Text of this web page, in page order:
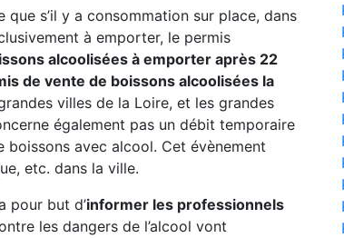
que s’il y a consommation sur place, dans
à emporter, le permis
alcoolisées à emporter après 22
de vente de boissons alcoolisées la
villes de la Loire, et les grandes
également pas un débit temporaire
boissons avec alcool. Cet évènement
etc. dans la ville.
pour but d’informer les professionnels
les dangers de l’alcool vont